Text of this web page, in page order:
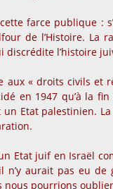
farce publique :
de l’Histoire.
discrédite l’histoire
« droits civils et
en 1947 qu’à la
Etat palestinien.
Etat juif en Israël
aurait pas eu de
nous pourrions